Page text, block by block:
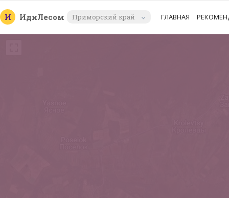
И ИдиЛесом Приморский край ГЛАВНАЯ